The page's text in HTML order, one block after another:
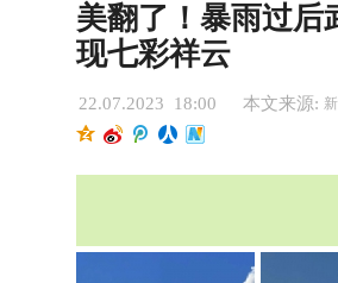
美翻了！暴雨过后
现七彩祥云
22.07.2023 18:00 本文来源: